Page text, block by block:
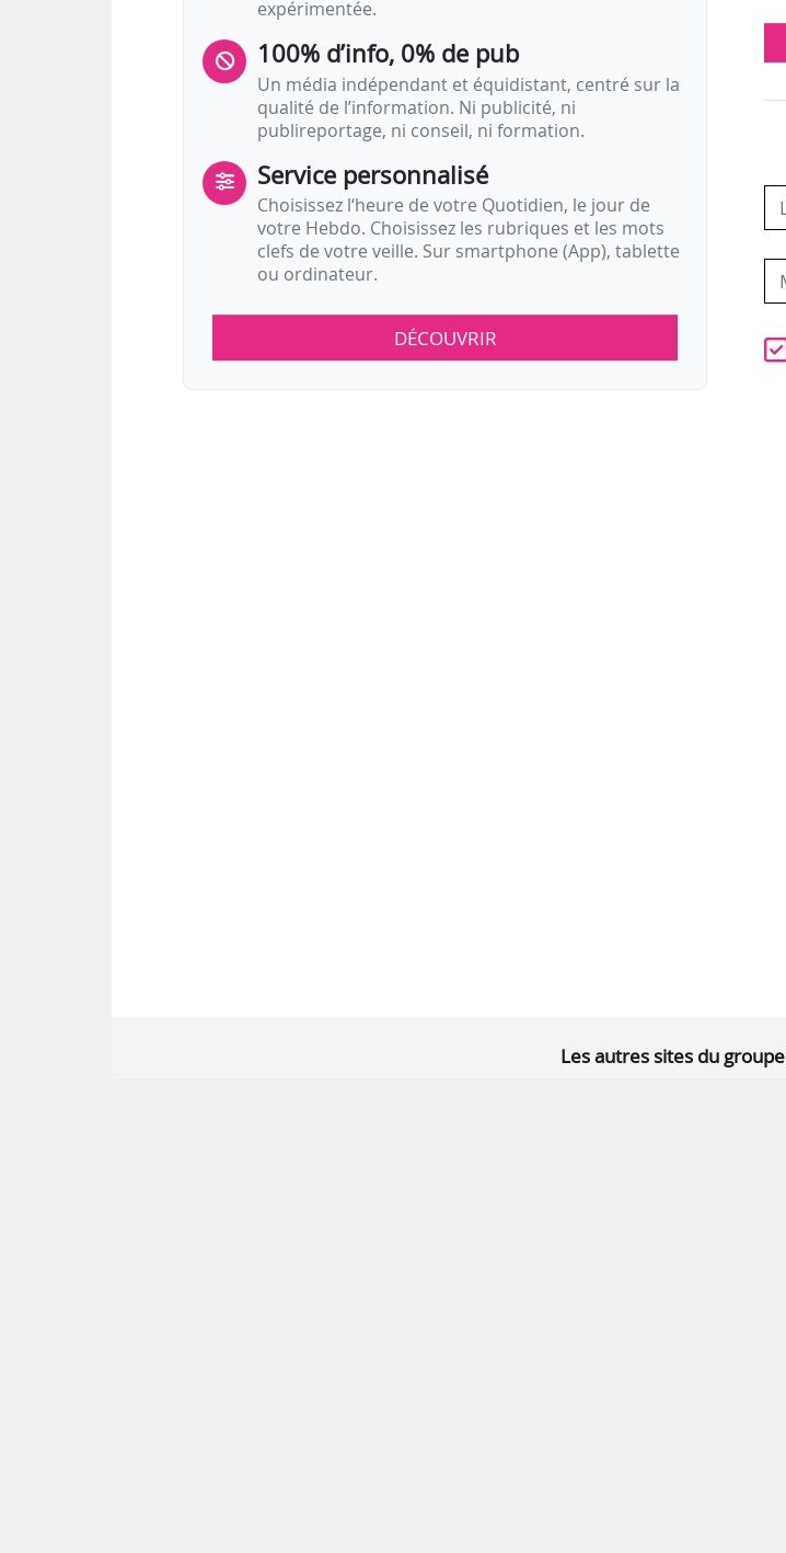
expérimentée.
100% d’info, 0% de pub
Un média indépendant et équidistant, centré sur la
qualité de l’information. Ni publicité, ni
publireportage, ni conseil, ni formation.
Service personnalisé
Choisissez l‘heure de votre Quotidien, le jour de
votre Hebdo. Choisissez les rubriques et les mots
clefs de votre veille. Sur smartphone (App), tablette
ou ordinateur.
DÉCOUVRIR
Les autres sites du groupe